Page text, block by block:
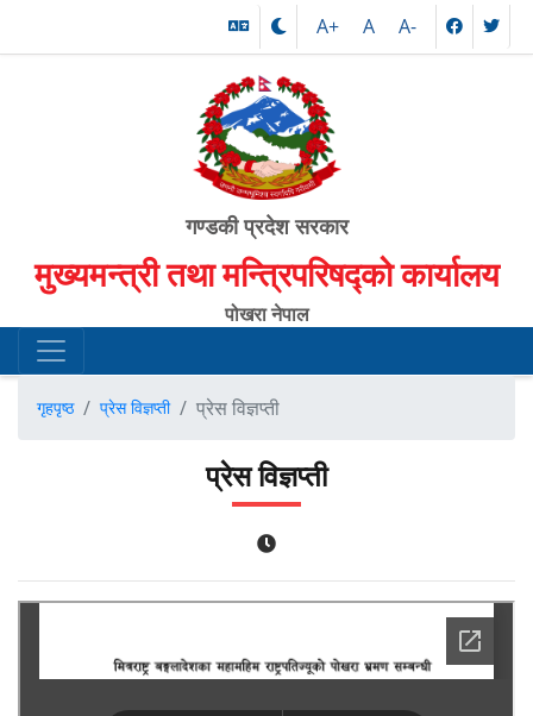
A+ A A-
गण्डकी प्रदेश सरकार
मुख्यमन्त्री तथा मन्त्रिपरिषद्को कार्यालय
पोखरा नेपाल
गृहपृष्ठ प्रेस विज्ञप्ती प्रेस विज्ञप्ती
प्रेस विज्ञप्ती